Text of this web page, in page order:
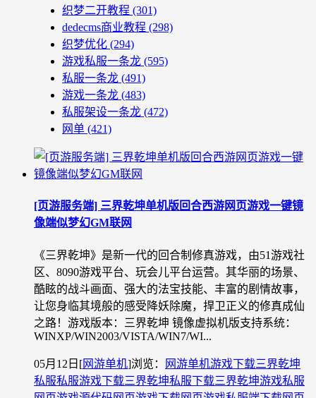
织梦二开教程 (301)
dedecms商业教程 (298)
织梦优化 (294)
游戏私服一条龙 (595)
私服一条龙 (491)
游戏一条龙 (483)
私服架设一条龙 (472)
网单 (421)
[页游服务端] 三界乾坤单机版回合西游网页游戏一键镜
像端似梦幻GM联网
《三界乾坤》是新一代的回合制修真游戏，由51游戏社
区、8090游戏平台、玩会儿平台运营。其华丽的场景、
酷眩的战斗画面、强大的法宝技能、丰富的剧情故事，
让您身临其境般的感受降妖除魔，捍卫正义的修真成仙
之路！游戏版本：三界乾坤 镜像虚拟机版支持系统：
WINXP/WIN2003/VISTA/WIN7/WI...
05月12日 [网游单机]浏览： 网游单机游戏下载三界乾坤
私服私服游戏下载三界乾坤私服下载三界乾坤游戏私服